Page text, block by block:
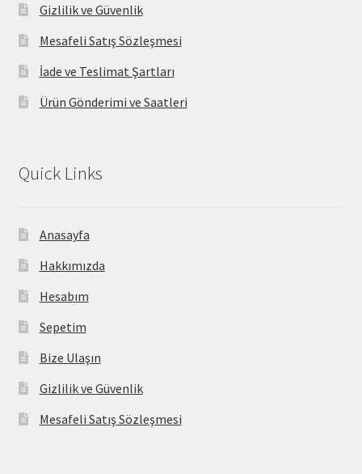
Gizlilik ve Güvenlik
Mesafeli Satış Sözleşmesi
İade ve Teslimat Şartları
Ürün Gönderimi ve Saatleri
Quick Links
Anasayfa
Hakkımızda
Hesabım
Sepetim
Bize Ulaşın
Gizlilik ve Güvenlik
Mesafeli Satış Sözleşmesi